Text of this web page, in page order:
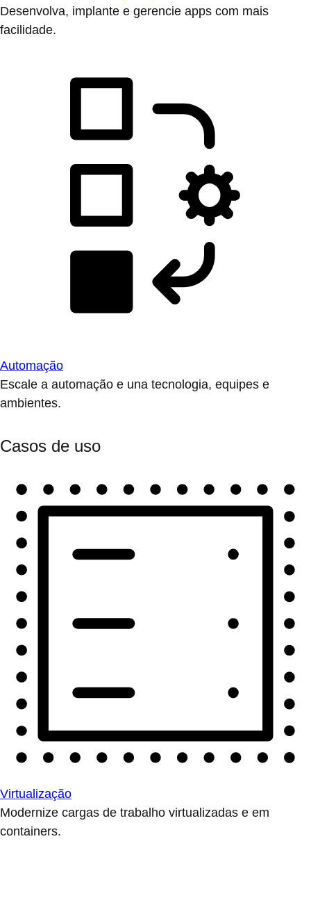
Desenvolva, implante e gerencie apps com mais
facilidade.
Automação
Escale a automação e una tecnologia, equipes e
ambientes.
Casos de uso
Virtualização
Modernize cargas de trabalho virtualizadas e em
containers.